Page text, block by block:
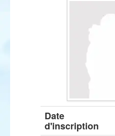
Date
d'inscription